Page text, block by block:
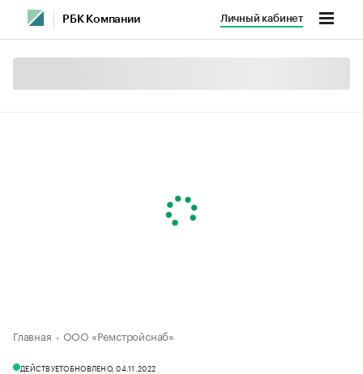
РБК Компании Личный кабинет
Главная ООО «Ремстройснаб»
ДЕЙСТВУЕТОБНОВЛЕНО, 04.11.2022